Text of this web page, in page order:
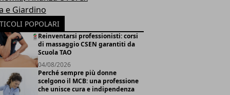
e Giardino
POPOLARI
Reinventarsi professionisti: corsi
di massaggio CSEN garantiti da
Scuola TAO
04/08/2026
Perché sempre più donne
scelgono il MCB: una professione
che unisce cura e indipendenza